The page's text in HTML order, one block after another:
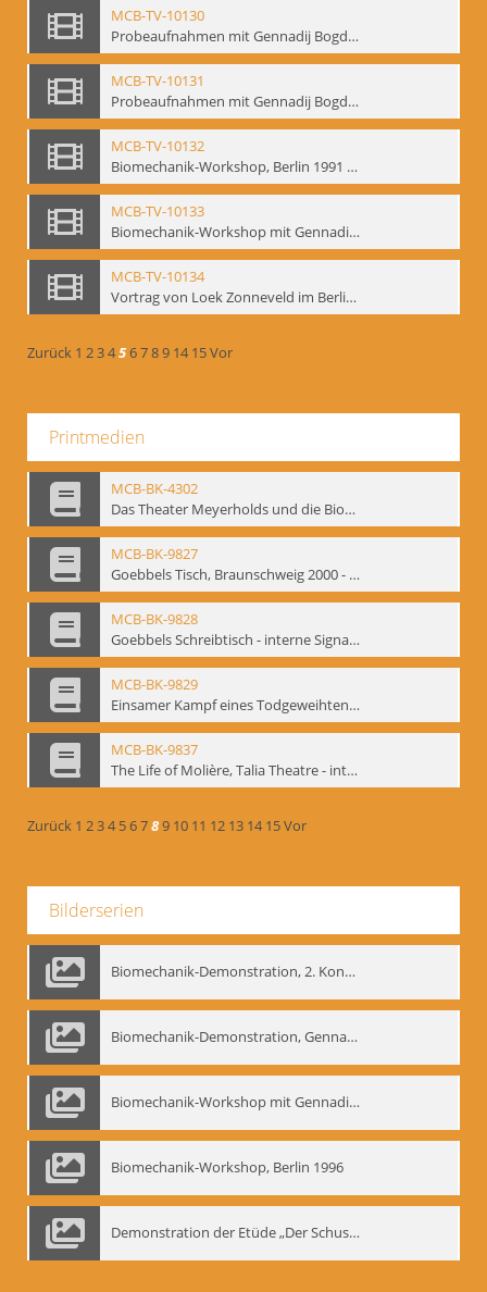
MCB-TV-10130
Probeaufnahmen mit Gennadij Bogdanow und Aufnahmen von Biomechanik-Workshop, Berlin 1991 - Interne Signatur: BM-vid-46
MCB-TV-10131
Probeaufnahmen mit Gennadij Bogdanow und Aufnahmen von Biomechanik-Workshop, Berlin 1991, Ausschnitt 2 - Interne Signatur: BM-vid-46_A2
MCB-TV-10132
Biomechanik-Workshop, Berlin 1991 und Probeaufnahmen mit Gennadij Bogdanow - Interne Signatur: BM-vid-47
MCB-TV-10133
Biomechanik-Workshop mit Gennadij Bogdanow, Berlin 1991 - Interne Signatur: BM-vid-48
MCB-TV-10134
Vortrag von Loek Zonneveld im Berliner Ensemble am 04.10.1991 - Interne Signatur: BM-vid-49
Zurück 1 23456789 14 15Vor
Printmedien
MCB-BK-4302
Das Theater Meyerholds und die Biomechanik
MCB-BK-9827
Goebbels Tisch, Braunschweig 2000 - interne Signatur: BM-prt-21-2
MCB-BK-9828
Goebbels Schreibtisch - interne Signatur: BM-prt-21-3
MCB-BK-9829
Einsamer Kampf eines Todgeweihten. Uraufführung von Farid Nagims Monodrama ,Goebbels' Tisch' im LOT-Theater - interne Signatur: BM-prt-21-4
MCB-BK-9837
The Life of Molière, Talia Theatre - interne Signatur: BM-prt-23-2
Zurück 1 234 56789 10 11 12 13 14 15Vor
Bilderserien
Biomechanik-Demonstration, 2. Kongress der EMF, Mai 1995
Biomechanik-Demonstration, Gennadij Bogdanow im Berliner Ensemble, 04.10.1991
Biomechanik-Workshop mit Gennadij Nikolajewitsch Bogdanow im Mime Centrum Berlin, 1991
Biomechanik-Workshop, Berlin 1996
Demonstration der Etüde „Der Schuss mit dem Bogen“ durch Gennadij Nikolajewitsch Bogdanow, Berlin 1991